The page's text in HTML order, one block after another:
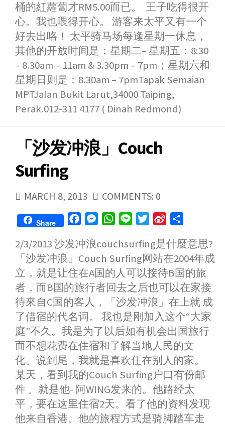
桶的紅蘿蔔才RM5.00而已。 王子吃得很开
心。我也喂得开心。 游客来太平又有一个
好去出咯！ 太平骑马场每逢星期一休息，
其他的开放时间是：星期二– 星期五：8:30
– 8.30am – 11am & 3.30pm – 7pm；星期六和
星期日则是：8.30am – 7pmTapak Semaian
MPTJalan Bukit Larut,34000 Taiping,
Perak.012-311 4177 ( Dinah Redmond)
「沙发冲浪」Couch
Surfing
PUBLISHED
DATE
MARCH 8, 2013 COMMENTS: 0
Share
c
e
b
o
o
k
s
s
e
n
e
W
a
t
A
p
p
n
e
i
t
t
e
r
n
a
W
e
b
o
a
r
e
2/3/2013 沙发冲浪couchsurfing是什麼意思?
「沙发冲浪」Couch Surfing网站在2004年成
立，就是让住在A国的人可以接待B国的旅
者，而B国的旅行者回去之后也可以在家接
待來自C国的客人，「沙发冲浪」在上就 成
了借宿的代名词。 我也是刚加入这个“大家
庭”不久。我是为了以后如有机会出国旅行
而不想花费在住宿和了解当地人民的文
化。说到尾，我就是喜欢住在别人的家。
某天，看到我的Couch Surfing户口有份邮
件 。就是他- 阿WING发来的。他路经太
平，要在这里住宿2天。看了他的资料发现
他来自香港。他的旅程方式是骑脚踏车走